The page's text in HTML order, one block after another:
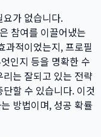
요가 없습니다.
참여를 이끌어냈는
과적이었는지, 프로필
인지 등을 명확한 수
는 잘되고 있는 전략
할 수 있습니다. 이것
방법이며, 성공 확률